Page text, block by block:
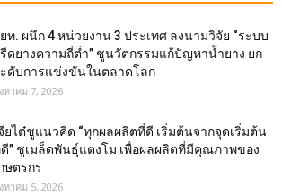
ท. ผนึก 4 หน่วยงาน 3 ประเทศ ลงนามวิจัย “ระบบ
ดยางความถี่ต่ำ” ชูนวัตกรรมแก้ปัญหาน้ำยาง ยก
ดับการแข่งขันในตลาดโลก
หาคม 7, 2026
ยไต๋ชูแนวคิด “ทุกผลผลิตที่ดี เริ่มต้นจากจุดเริ่มต้น
” ชูเมล็ดพันธุ์แตงโม เพื่อผลผลิตที่มีคุณภาพของ
ษตรกร
หาคม 5, 2026